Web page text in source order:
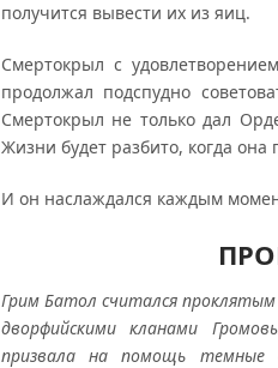
получится вывести их из яиц.
Смертокрыл с
продолжал подспудно
Смертокрыл не только дал
Жизни будет разбито, когда
И он наслаждался каждым
Грим Батол считался
дворфийскими кланами
призвала на помощь темные